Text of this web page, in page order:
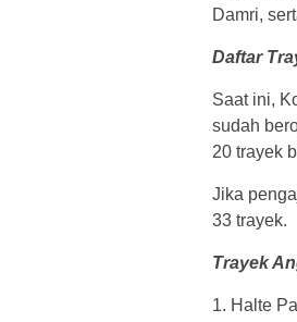
Damri,
Daftar
Saat ini,
sudah
20 trayek
Jika
33 trayek.
Trayek
1. Halte